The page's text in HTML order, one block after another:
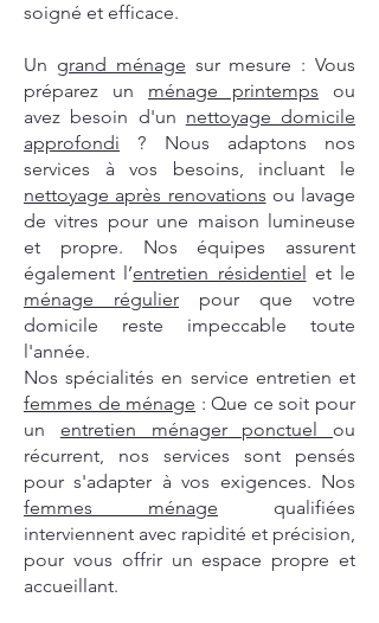
soigné et efficace.
Un grand ménage sur mesure : Vous
préparez un ménage printemps ou
avez besoin d'un nettoyage domicile
approfondi ? Nous adaptons nos
services à vos besoins, incluant le
nettoyage après renovations ou lavage
de vitres pour une maison lumineuse
et propre. Nos équipes assurent
également l’entretien résidentiel et le
ménage régulier pour que votre
domicile reste impeccable toute
l'année.
Nos spécialités en service entretien et
femmes de ménage : Que ce soit pour
un entretien ménager ponctuel ou
récurrent, nos services sont pensés
pour s'adapter à vos exigences. Nos
femmes ménage qualifiées
interviennent avec rapidité et précision,
pour vous offrir un espace propre et
accueillant.